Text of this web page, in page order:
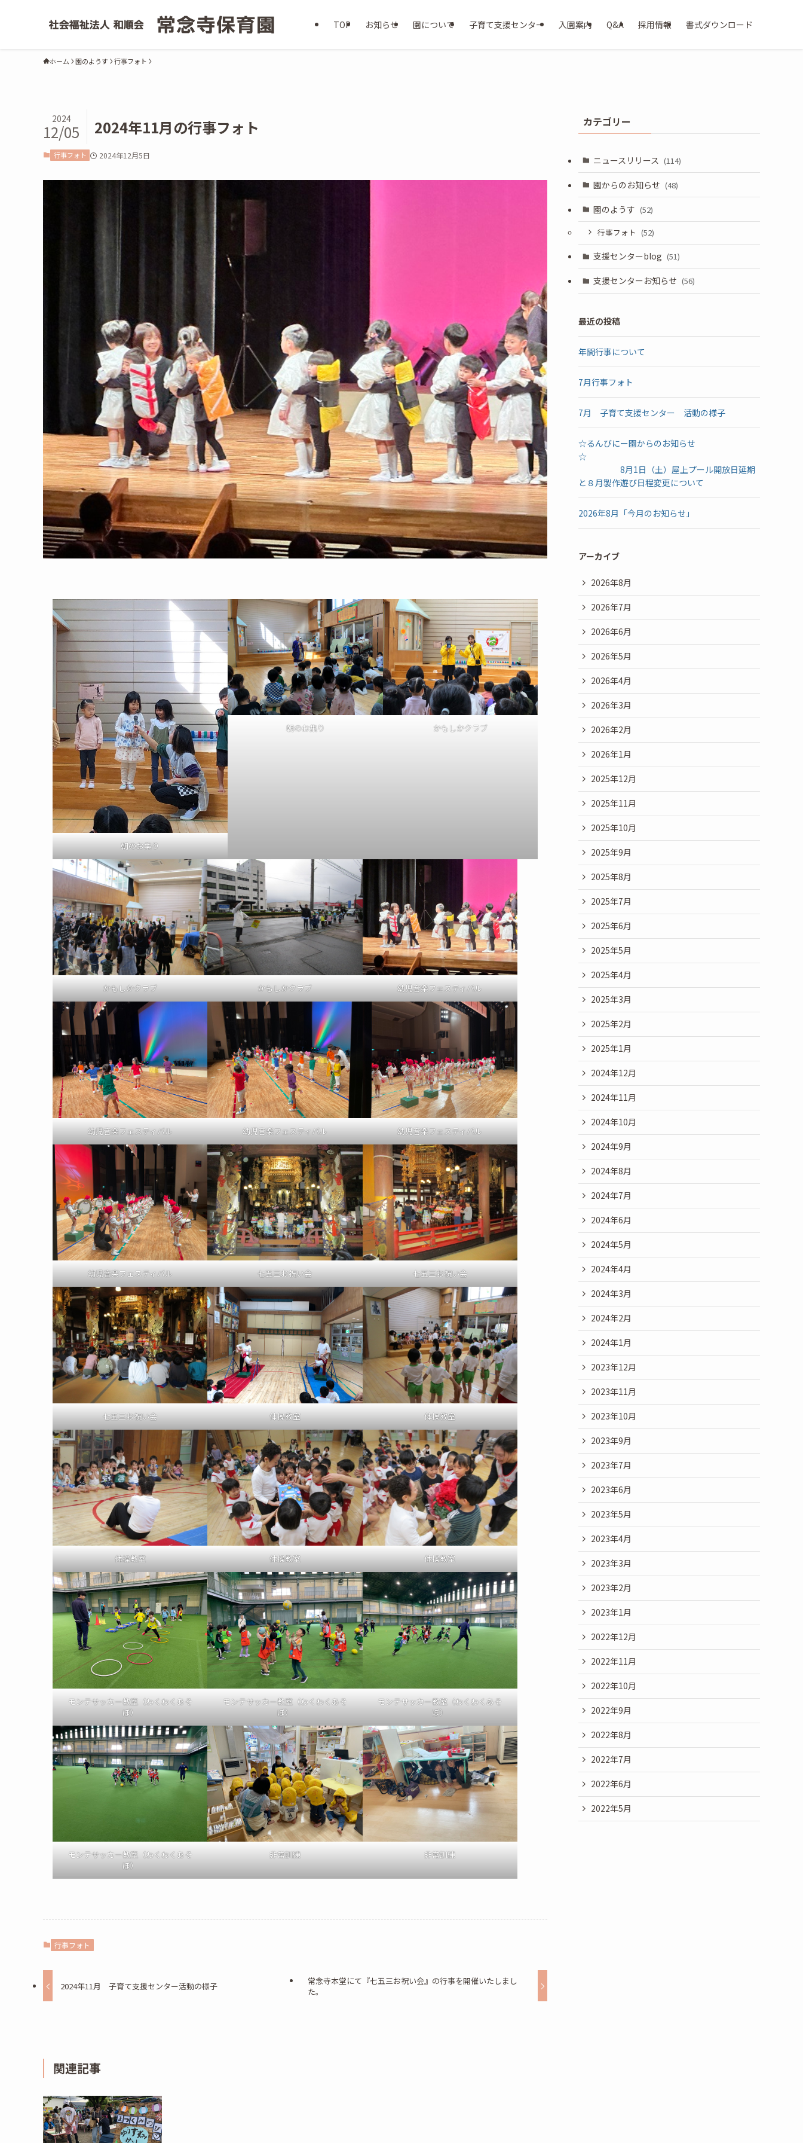
TOP お知らせ 園について 子育て支援センター 入園案内 Q&A 採用情報 書式ダウンロード
ホーム 園のようす 行事フォト
2024年11月の行事フォト
2024
12/05
行事フォト 2024年12月5日
朝のお集り
朝のお集り かもしかクラブ
かもしかクラブ かもしかクラブ 幼児音楽フェスティバル
幼児音楽フェスティバル 幼児音楽フェスティバル 幼児音楽フェスティバル
幼児音楽フェスティバル 七五三お祝い会 七五三お祝い会
七五三お祝い会 体操教室 体操教室
体操教室 体操教室 体操教室
モンテサッカー教室（わくわくあそ
ぼ）
モンテサッカー教室（わくわくあそ
ぼ）
モンテサッカー教室（わくわくあそ
ぼ）
モンテサッカー教室（わくわくあそ
ぼ）
非常訓練 非常訓練
行事フォト
2024年11月 子育て支援センター活動の様子
常念寺本堂にて『七五三お祝い会』の行事を開催いたしまし
た。
関連記事
カテゴリー
ニュースリリース (114)
園からのお知らせ (48)
園のようす (52)
行事フォト (52)
支援センターblog (51)
支援センターお知らせ (56)
最近の投稿
年間行事について
7月行事フォト
7月 子育て支援センター 活動の様子
☆るんびにー園からのお知らせ
☆
8月1日（土）屋上プール開放日延期
と８月製作遊び日程変更について
2026年8月「今月のお知らせ」
アーカイブ
2026年8月
2026年7月
2026年6月
2026年5月
2026年4月
2026年3月
2026年2月
2026年1月
2025年12月
2025年11月
2025年10月
2025年9月
2025年8月
2025年7月
2025年6月
2025年5月
2025年4月
2025年3月
2025年2月
2025年1月
2024年12月
2024年11月
2024年10月
2024年9月
2024年8月
2024年7月
2024年6月
2024年5月
2024年4月
2024年3月
2024年2月
2024年1月
2023年12月
2023年11月
2023年10月
2023年9月
2023年7月
2023年6月
2023年5月
2023年4月
2023年3月
2023年2月
2023年1月
2022年12月
2022年11月
2022年10月
2022年9月
2022年8月
2022年7月
2022年6月
2022年5月